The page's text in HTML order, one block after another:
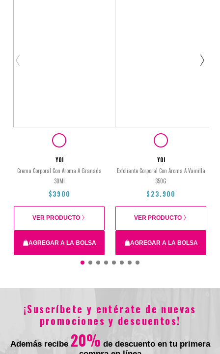
YOI
Crema Corporal Con Aroma A Granada
30Ml
$3900
AGREGAR A LA BOLSA
VER PRODUCTO
YOI
Exfoliante Corporal Con Aroma A Vainilla
350G
$23.900
AGREGAR A LA BOLSA
VER PRODUCTO
¡Suscríbete y entérate de nuevas
promociones y descuentos!
Además recibe 20% de descuento en tu primera